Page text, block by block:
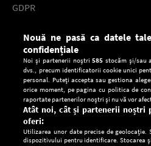
GDPR
Descarcă gratuit aplicaţia
Nouă ne pasă ca datele
confidențiale
Noi și partenerii noștri585 stocăm și/sau
dvs., precum identificatorii cookie unici
personal. Puteți accepta sau gestiona
orice moment, pe pagina cu politica de
raportate partenerilor noștri și nu vă vor
Atât noi, cât și partenerii noștri
oferi:
Utilizarea unor date precise de
dispozitivului pentru identificare. Stocarea